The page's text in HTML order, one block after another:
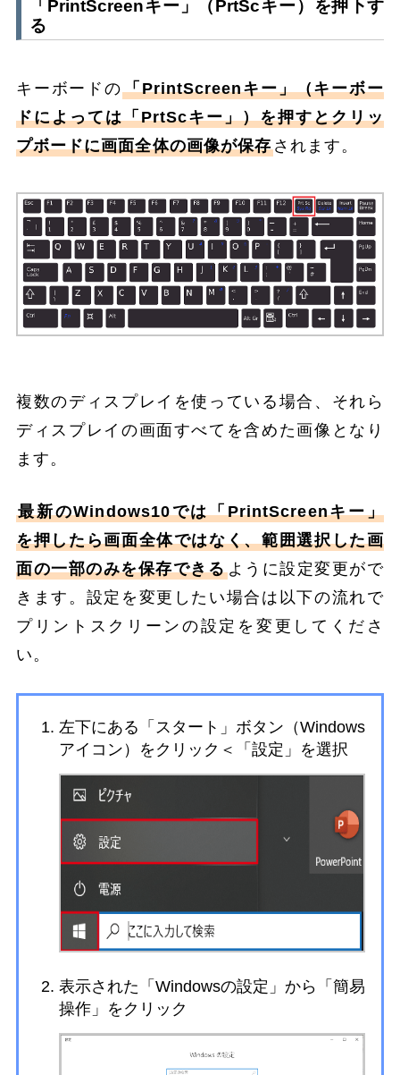
「PrintScreenキー」（PrtScキー）を押下す
る
キーボードの「PrintScreenキー」（キーボー
ドによっては「PrtScキー」）を押すとクリッ
プボードに画面全体の画像が保存 されます。
複数のディスプレイを使っている場合、それら
ディスプレイの画面すべてを含めた画像となり
ます。
最新のWindows10では「PrintScreenキー」
を押したら画面全体ではなく、範囲選択した画
面の一部のみを保存できるように設定変更がで
きます。設定を変更したい場合は以下の流れで
プリントスクリーンの設定を変更してくださ
い。
左下にある「スタート」ボタン（Windows
アイコン）をクリック＜「設定」を選択
表示された「Windowsの設定」から「簡易
操作」をクリック